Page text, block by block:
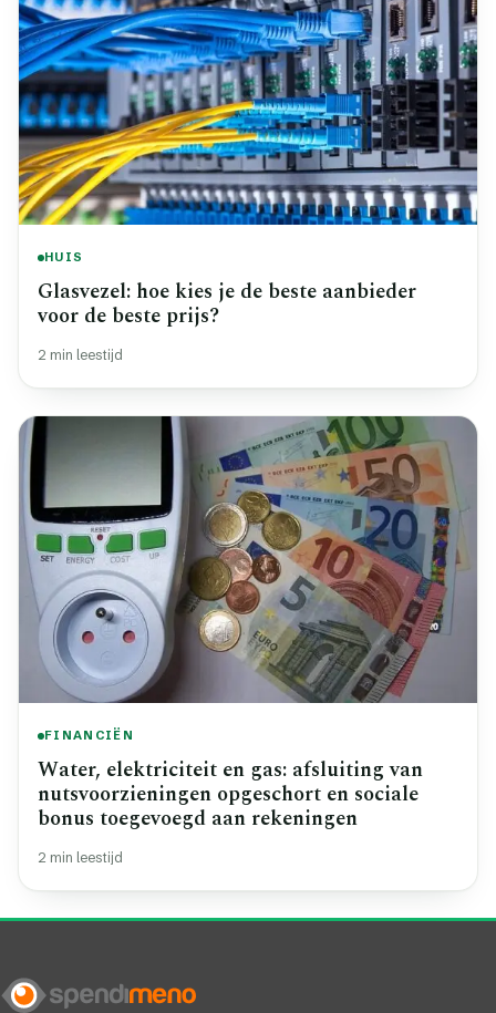
HUIS
Glasvezel: hoe kies je de beste aanbieder
voor de beste prijs?
2 min leestijd
FINANCIËN
Water, elektriciteit en gas: afsluiting van
nutsvoorzieningen opgeschort en sociale
bonus toegevoegd aan rekeningen
2 min leestijd